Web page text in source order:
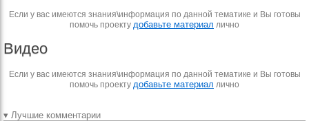
Если у вас имеются знания\информация по данной тематике и Вы готовы
помочь проекту добавьте материал лично
Видео
Если у вас имеются знания\информация по данной тематике и Вы готовы
помочь проекту добавьте материал лично
▾ Лучшие комментарии